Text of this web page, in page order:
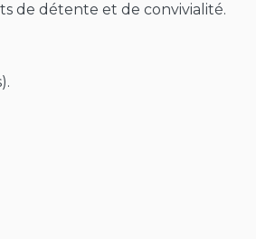
de détente et de convivialité.